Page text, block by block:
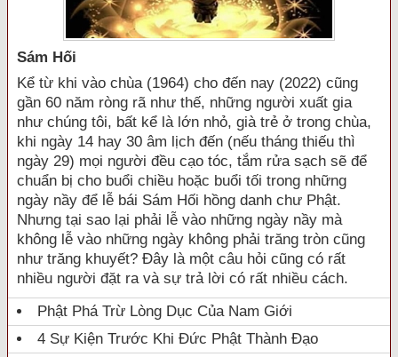
Sám Hối
Kể từ khi vào chùa (1964) cho đến nay (2022) cũng
gần 60 năm ròng rã như thế, những người xuất gia
như chúng tôi, bất kể là lớn nhỏ, già trẻ ở trong chùa,
khi ngày 14 hay 30 âm lịch đến (nếu tháng thiếu thì
ngày 29) mọi người đều cạo tóc, tắm rửa sạch sẽ để
chuẩn bị cho buổi chiều hoặc buổi tối trong những
ngày nầy để lễ bái Sám Hối hồng danh chư Phật.
Nhưng tại sao lại phải lễ vào những ngày nầy mà
không lễ vào những ngày không phải trăng tròn cũng
như trăng khuyết? Đây là một câu hỏi cũng có rất
nhiều người đặt ra và sự trả lời có rất nhiều cách.
Phật Phá Trừ Lòng Dục Của Nam Giới
4 Sự Kiện Trước Khi Đức Phật Thành Đạo